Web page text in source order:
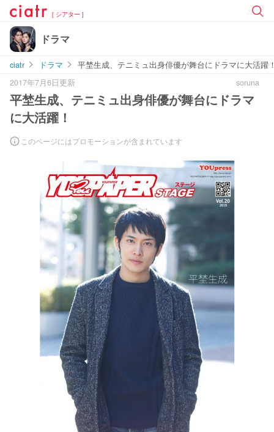
[ シアター ]
ドラマ
ciatr ドラマ
平埜生成、テニミュ出身俳優が舞台にドラマに大活躍
2017年7月6日更新
soruna
平埜生成、テニミュ出身俳優が舞台にドラマ
に大活躍！
このページにはプロモーションが含まれています